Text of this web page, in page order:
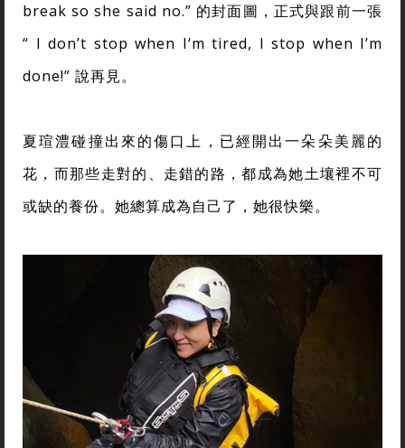
break so she said no.” 的封面圖，正式與跟前一張
“ I don’t stop when I‘m tired, I stop when I’m
done!” 說再見。
夏瑄澧碰撞出來的傷口上，已經開出一朵朵美麗的
花，而那些走對的、走錯的路，都成為她土壤裡不可
或缺的養份。她總算成為自己了，她很快樂。